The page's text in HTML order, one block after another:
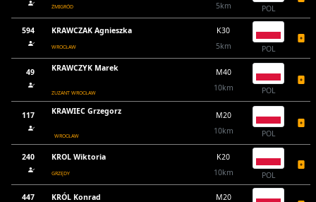
ŻMIGRÓD
5km
POL
594 KRAWCZAK Agnieszka
WROCŁAW
K30
5km
POL
49 KRAWCZYK Marek
ZUZANT WROCŁAW
M40
10km
POL
117 KRAWIEC Grzegorz
WROCŁAW
M20
10km
POL
240 KROL Wiktoria
GRZĘDY
K20
10km
POL
447 KRÓL Konrad M20